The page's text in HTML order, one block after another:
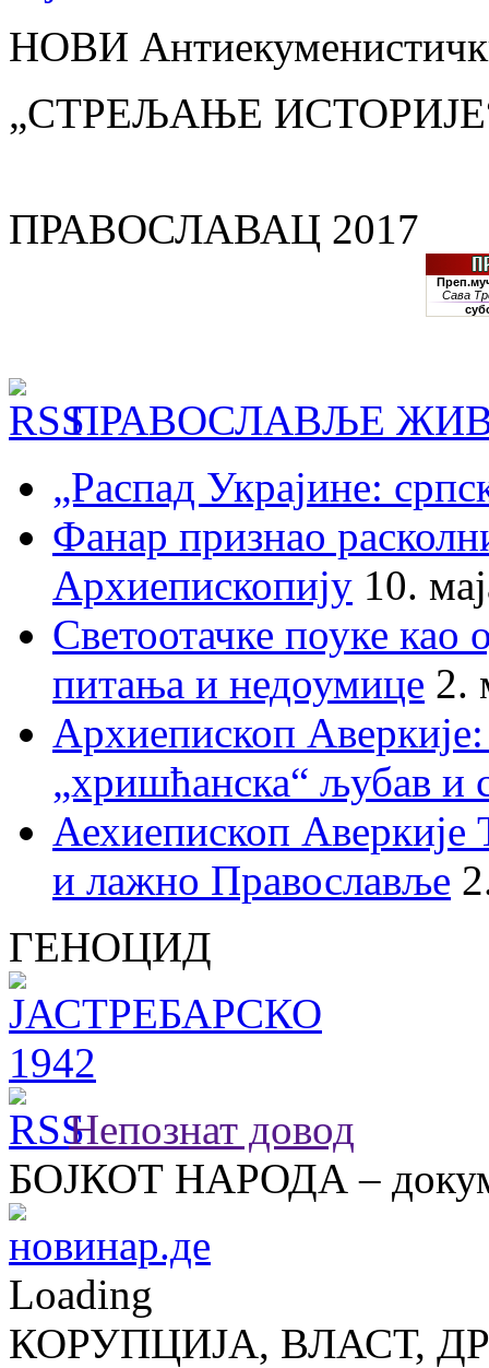
НОВИ
„СТРЕЉАЊЕ
ПРАВОСЛАВАЦ 2017
ПРАВОСЛАВЉЕ
„Распад Украјине:
Фанар признао
Архиепископију 10.
Светоотачке поуке као
питања и недоумице 2.
Архиепископ
„хришћанска“ љубав и
Аехиепископ
и лажно Православље
ГЕНОЦИД
Непознат довод
БОЈКОТ НАРОДА –
Loading
КОРУПЦИЈА, ВЛАСТ,